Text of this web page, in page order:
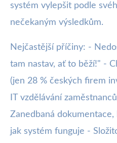
systém vylepšit podle
nečekaným výsledkům.
Nejčastější příčiny: -
tam nastav, ať to běží!" -
(jen 28 % českých firem
IT vzdělávání
Zanedbaná
jak systém funguje -